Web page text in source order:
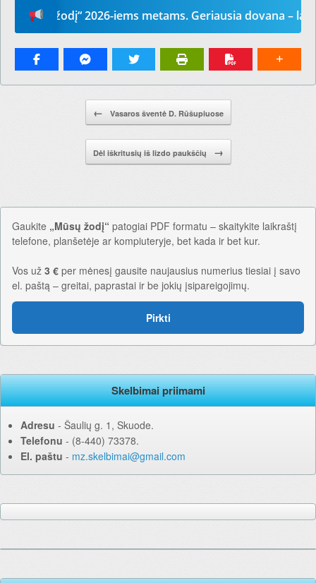
žodį“ 2026-iems metams. Geriausia dovana –
← Vasaros šventė D. Rūšupiuose
Dėl iškritusių iš lizdo paukščių →
Gaukite „Mūsų žodį“ patogiai PDF formatu – skaitykite laikraštį
telefone, planšetėje ar kompiuteryje, bet kada ir bet kur.
Vos už 3 € per mėnesį gausite naujausius numerius tiesiai į savo
el. paštą – greitai, paprastai ir be jokių įsipareigojimų.
Pirkti
Skelbimai priimami
Adresu ‐ Šaulių g. 1, Skuode.
Telefonu ‐ (8-440) 73378.
El. paštu ‐ mz.skelbimai@gmail.com